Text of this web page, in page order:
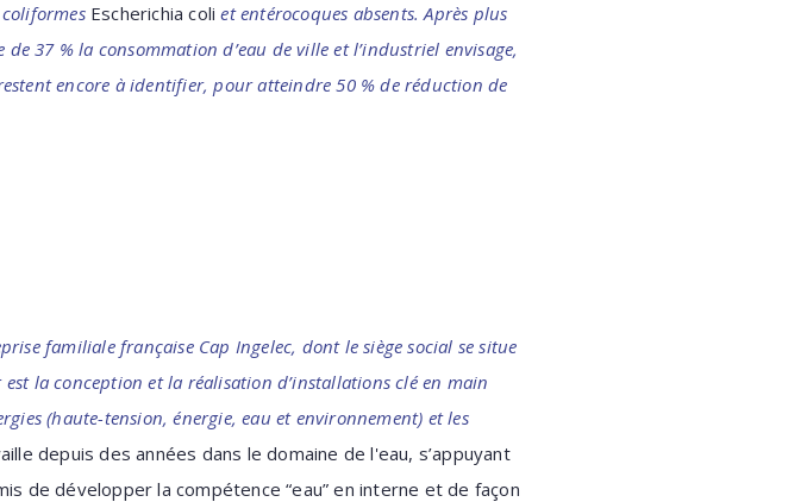
Escherichia coli et entérocoques absents. Après plus
37 % la consommation d’eau de ville et l’industriel envisage,
encore à identifier, pour atteindre 50 % de réduction de
familiale française Cap Ingelec, dont le siège social se situe
la conception et la réalisation d’installations clé en main
(haute-tension, énergie, eau et environnement) et les
depuis des années dans le domaine de l'eau, s’appuyant
de développer la compétence “eau” en interne et de façon